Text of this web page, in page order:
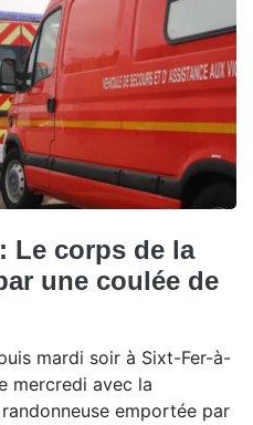
Le corps de la
une coulée de
mardi soir à Sixt-Fer-à-
mercredi avec la
emportée par